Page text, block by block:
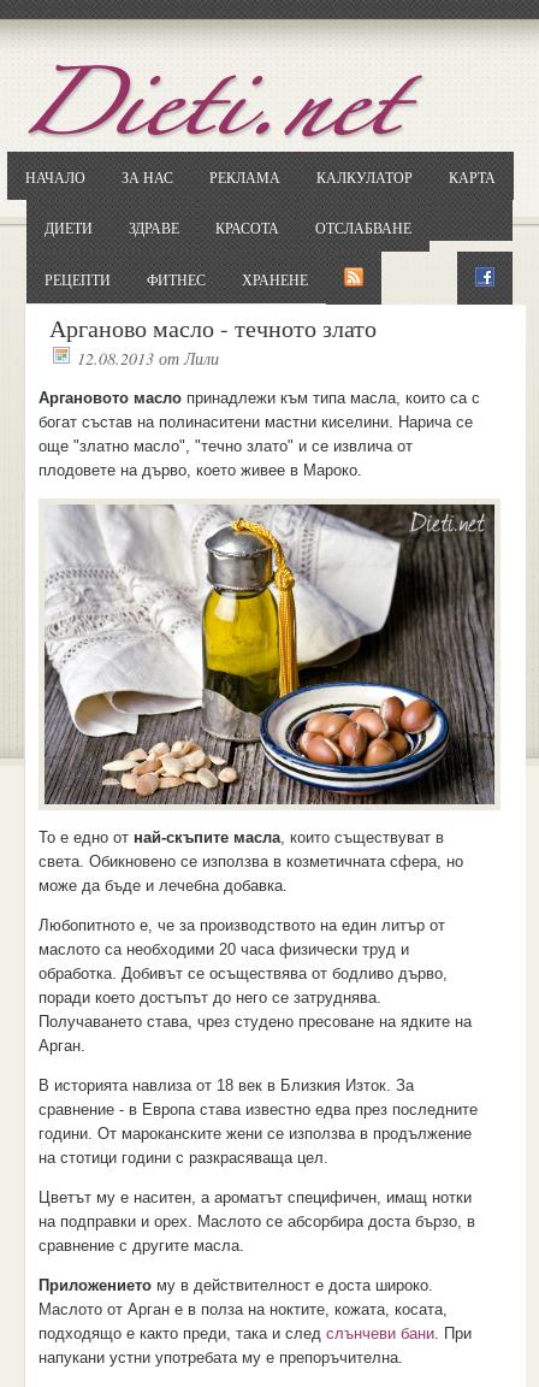
НАЧАЛО ЗА НАС РЕКЛАМА КАЛКУЛАТОР КАРТА
ДИЕТИ ЗДРАВЕ КРАСОТА ОТСЛАБВАНЕ
РЕЦЕПТИ ФИТНЕС ХРАНЕНЕ
Арганово масло - течното злато
12.08.2013 отЛили
Аргановото маслопринадлежи към типа масла, които са с
богат състав на полинаситени мастни киселини. Нарича се
още "златно масло", "течно злато" и се извлича от
плодовете на дърво, което живее в Мароко.
То е едно от най-скъпите масла, които съществуват в
света. Обикновено се използва в козметичната сфера, но
може да бъде и лечебна добавка.
Любопитното е, че за производството на един литър от
маслото са необходими 20 часа физически труд и
обработка. Добивът се осъществява от бодливо дърво,
поради което достъпът до него се затруднява.
Получаването става, чрез студено пресоване на ядките на
Арган.
В историята навлиза от 18 век в Близкия Изток. За
сравнение - в Европа става известно едва през последните
години. От мароканските жени се използва в продължение
на стотици години с разкрасяваща цел.
Цветът му е наситен, а ароматът специфичен, имащ нотки
на подправки и орех. Маслото се абсорбира доста бързо, в
сравнение с другите масла.
Приложениетому в действителност е доста широко.
Маслото от Арган е в полза на ноктите, кожата, косата,
подходящо е както преди, така и след слънчеви бани. При
напукани устни употребата му е препоръчителна.
ОтворетеGoogle.bg
Потърсете "Cloxy"
Кликнете на първия резултат
... и я въведете в полето: